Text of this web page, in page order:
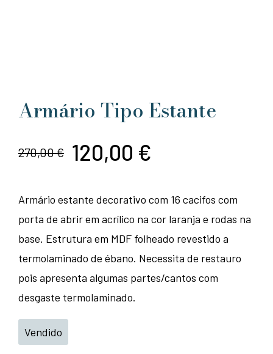
Armário Tipo Estante
270,00€
O
preço
original
era:
270,00 €.
120,00 €
O
preço
atual
é:
120,00 €.
Armário estante decorativo com 16 cacifos com
porta de abrir em acrílico na cor laranja e rodas na
base. Estrutura em MDF folheado revestido a
termolaminado de ébano. Necessita de restauro
pois apresenta algumas partes/cantos com
desgaste termolaminado.
Vendido